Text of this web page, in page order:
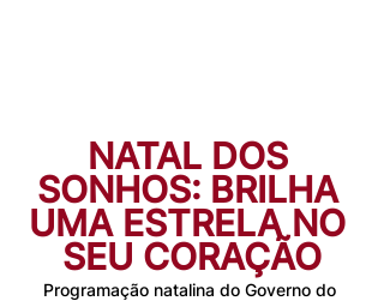
NATAL DOS
SONHOS: BRILHA
UMA ESTRELA NO
SEU CORAÇÃO
Programação natalina do Governo do